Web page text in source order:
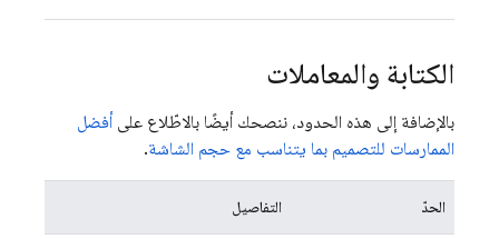
الكتابة والمعاملات
بالإضافة إلى هذه الحدود، ننصحك أيضًا بالاطّلاع على أفضل
الممارسات للتصميم بما يتناسب مع حجم الشاشة.
الحدّ التفاصيل